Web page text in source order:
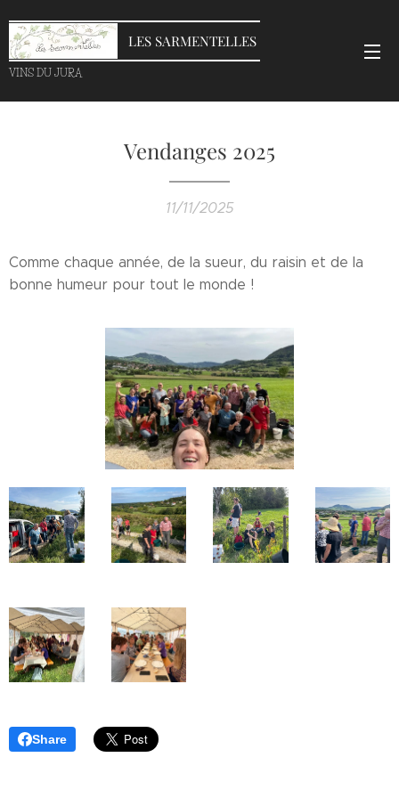
LES SARMENTELLES
VINS DU JURA
Vendanges 2025
11/11/2025
Comme chaque année, de la sueur, du raisin et de la
bonne humeur pour tout le monde !
Share